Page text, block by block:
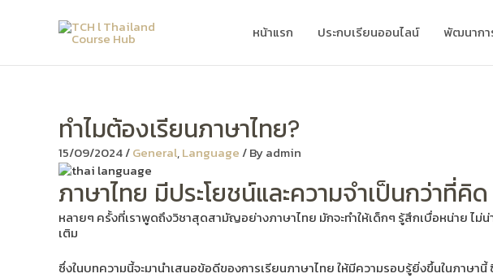
หน้าแรก ประกบเรียนออนไลน์ พัฒนากา
ทำไมต้องเรียนภาษาไทย?
15/09/2024/General,Language/ Byadmin
ภาษาไทย มีประโยชน์และความจำเป็นกว่าที่คิด
หลายๆ ครั้งที่เราพูดถึงวิชาสุดสามัญอย่างภาษาไทย มักจะทำให้เด็กๆ รู้สึกเบื่อหน่าย ไม่น่
เติม
ซึ่งในบทความนี้จะมานำเสนอข้อดีของการเรียนภาษาไทย ให้มีความรอบรู้ยิ่งขึ้นในภาษา